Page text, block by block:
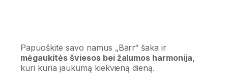
Papuoškite savo namus „Barr“ šaka ir
mėgaukitės šviesos bei žalumos harmonija,
kuri kuria jaukumą kiekvieną dieną.